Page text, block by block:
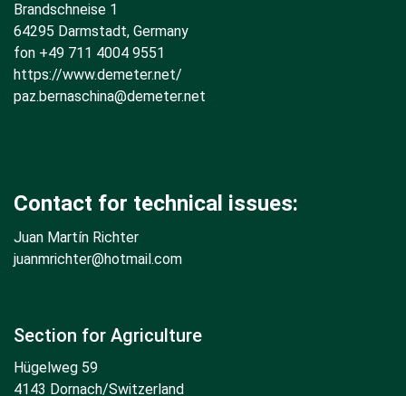
Brandschneise 1
64295 Darmstadt, Germany
fon +49 711 4004 9551
https://www.demeter.net/
paz.bernaschina@demeter.net
Contact for technical issues:
Juan Martín Richter
juanmrichter@hotmail.com
Section for Agriculture
Hügelweg 59
4143 Dornach/Switzerland